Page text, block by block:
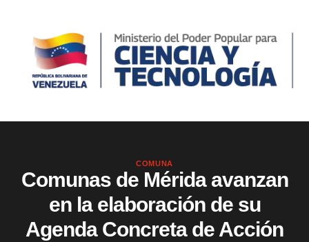
COMUNA
Comunas de Mérida avanzan
en la elaboración de su
Agenda Concreta de Acción